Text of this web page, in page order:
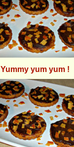
Yummy yum yum !